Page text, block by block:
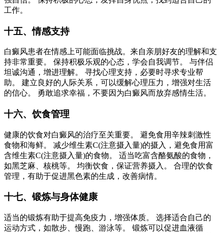
工作。
十五、情感支持
白癜风患者在情感上可能面临挑战。来自亲朋好友的理解和支
持非常重要。 保持积极乐观的心态，学会自我调节。 与伴侣
坦诚沟通，增进理解。 寻找心理支持，必要时寻求专业帮
助。 建立良好的人际关系，可以缓解心理压力，增强对生活
的信心。 勇敢追求幸福，不要因为白癜风而放弃感情生活。
十六、饮食管理
健康的饮食对白癜风的治疗至关重要。 避免食用辛辣刺激性
食物和海鲜。 减少维生素C(注意摄入量)的摄入，避免食用富
含维生素C(注意摄入量)的食物。 适当吃富含酪氨酸的食物，
如黑芝麻、核桃等。 均衡饮食，保证营养摄入。 合理的饮食
管理，有助于促进黑色素的生成，改善病情。
十七、锻炼与身体健康
适当的锻炼有助于提高免疫力，增强体质。 选择适合自己的
运动方式，如散步、慢跑、游泳等。 锻炼可以促进血液循